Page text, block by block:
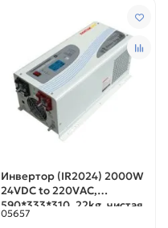
Инвертор (IR2024) 2000W
24VDC to 220VAC,
590*333*310, 22kg, чистая
синусоида
05657